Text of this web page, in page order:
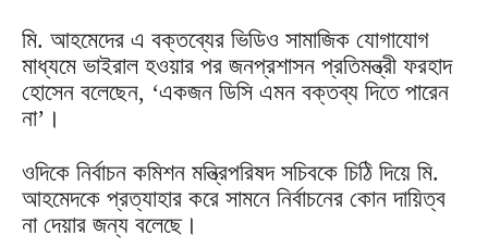
মি. আহমেদের এ বক্তব্যের ভিডিও সামাজিক যোগাযোগ
মাধ্যমে ভাইরাল হওয়ার পর জনপ্রশাসন প্রতিমন্ত্রী ফরহাদ
হোসেন বলেছেন, ‘একজন ডিসি এমন বক্তব্য দিতে পারেন
না’।
ওদিকে নির্বাচন কমিশন মন্ত্রিপরিষদ সচিবকে চিঠি দিয়ে মি.
আহমেদকে প্রত্যাহার করে সামনে নির্বাচনের কোন দায়িত্ব
না দেয়ার জন্য বলেছে।